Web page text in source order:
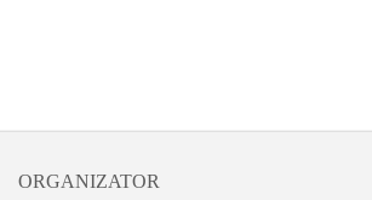
ORGANIZATOR